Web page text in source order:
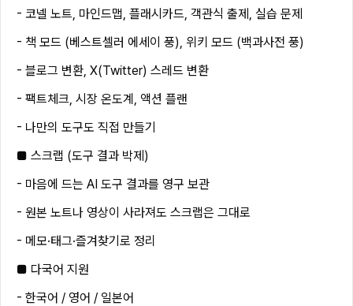
- 코넬 노트, 마인드맵, 플래시카드, 객관식 출제, 실습 문제
- 책 모드 (베스트셀러 에세이 풍), 위키 모드 (백과사전 풍)
- 블로그 변환, X(Twitter) 스레드 변환
- 팩트체크, 시장 온도계, 액션 플랜
- 나만의 도구도 직접 만들기
■ 스크랩 (도구 결과 박제)
- 마음에 드는 AI 도구 결과를 영구 보관
- 원본 노트나 영상이 사라져도 스크랩은 그대로
- 메모·태그·즐겨찾기로 정리
■ 다국어 지원
- 한국어 / 영어 / 일본어